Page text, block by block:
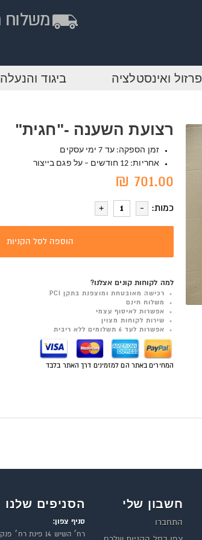
פרזול ואינסטלציה ביגוד והנעלה
רצועת השענה -"חגית"
זמן הספקה: עד 7 ימי עסקים
אחריות: 12 חודשים – על פגם בייצור
701.00 ₪
כמות:
הוספה לסל הקניות
למה לקוחות קונים אצלנו?
רכישה מאובטחת ומוצפנת בתקן PCI
משלוח חינם
אפשרות לאיסוף עצמי
שירות לקוחות מצוין
אפשרות לעד 6 תשלומים ללא ריבית
המחירים באתר הם למזמינים דרך האתר בלבד
חשבון שלי
התחברו
הסניפים שלנו
סניף צפון:
רח׳ השיש 14 פינת רח׳ פנקס